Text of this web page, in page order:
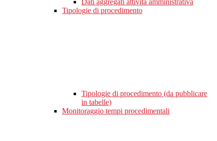
Dati aggregati attività amministrativa
Tipologie di procedimento
Tipologie di procedimento (da pubblicare
in tabelle)
Monitoraggio tempi procedimentali